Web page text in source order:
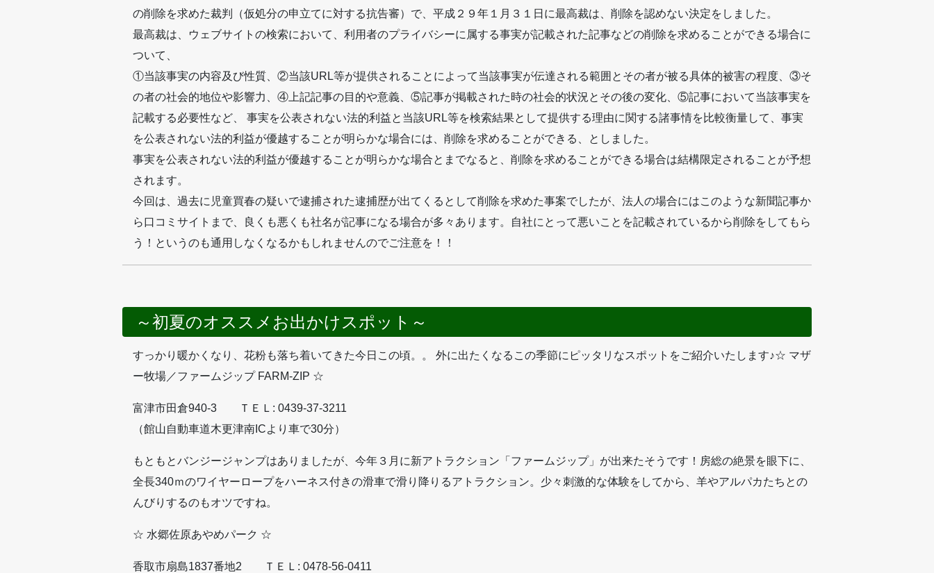
の削除を求めた裁判（仮処分の申立てに対する抗告審）で、平成２９年１月３１日に最高裁は、削除を認めない決定をしました。
最高裁は、ウェブサイトの検索において、利用者のプライバシーに属する事実が記載された記事などの削除を求めることができる場合に
ついて、
①当該事実の内容及び性質、②当該URL等が提供されることによって当該事実が伝達される範囲とその者が被る具体的被害の程度、③そ
の者の社会的地位や影響力、④上記記事の目的や意義、⑤記事が掲載された時の社会的状況とその後の変化、⑤記事において当該事実を
記載する必要性など、 事実を公表されない法的利益と当該URL等を検索結果として提供する理由に関する諸事情を比較衡量して、事実
を公表されない法的利益が優越することが明らかな場合には、削除を求めることができる、としました。
事実を公表されない法的利益が優越することが明らかな場合とまでなると、削除を求めることができる場合は結構限定されることが予想
されます。
今回は、過去に児童買春の疑いで逮捕された逮捕歴が出てくるとして削除を求めた事案でしたが、法人の場合にはこのような新聞記事か
ら口コミサイトまで、良くも悪くも社名が記事になる場合が多々あります。自社にとって悪いことを記載されているから削除をしてもら
う！というのも通用しなくなるかもしれませんのでご注意を！！
～初夏のオススメお出かけスポット～
すっかり暖かくなり、花粉も落ち着いてきた今日この頃。。 外に出たくなるこの季節にピッタリなスポットをご紹介いたします♪☆ マザ
ー牧場／ファームジップ FARM-ZIP ☆
富津市田倉940-3 ＴＥＬ: 0439-37-3211
（館山自動車道木更津南ICより車で30分）
もともとバンジージャンプはありましたが、今年３月に新アトラクション「ファームジップ」が出来たそうです！房総の絶景を眼下に、
全長340ｍのワイヤーロープをハーネス付きの滑車で滑り降りるアトラクション。少々刺激的な体験をしてから、羊やアルパカたちとの
んびりするのもオツですね。
☆ 水郷佐原あやめパーク ☆
香取市扇島1837番地2 ＴＥＬ: 0478-56-0411